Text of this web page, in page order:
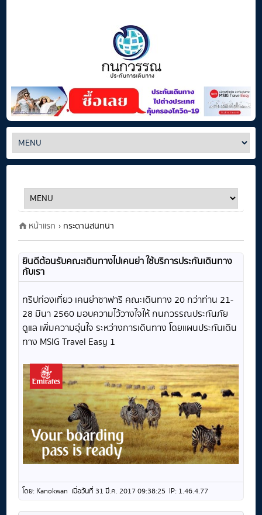
หน้าแรก › กระดานสนทนา
ยินดีต้อนรับคณะเดินทางไปเคนย่า ใช้บริการประกันเดินทาง
กับเรา
ทริปท่องเที่ยว เคนย่าซาฟารี คณะเดินทาง 20 กว่าท่าน 21-
28 มีนา 2560 มอบความไว้วางใจให้ กนกวรรณประกันภัย
ดูแล เพิ่มความอุ่นใจ ระหว่างการเดินทาง โดยแผนประกันเดิน
ทาง MSIG Travel Easy 1
โดย: Kanokwan เมื่อวันที่ 31 มี.ค. 2017 09:38:25 IP: 1.46.4.77